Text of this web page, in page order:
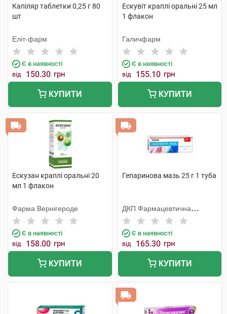
Капіляр таблетки 0,25 г 80
шт
Еліт-фарм
Є в наявності
від 150.30 грн
КУПИТИ
Ескувіт краплі оральні 25 мл
1 флакон
Галичфарм
Є в наявності
від 155.10 грн
КУПИТИ
Ескузан краплі оральні 20
мл 1 флакон
Фарма Вернігероде
Є в наявності
від 158.00 грн
КУПИТИ
Гепаринова мазь 25 г 1 туба
ДКП Фармацевтична
фабрика
Є в наявності
від 165.30 грн
КУПИТИ